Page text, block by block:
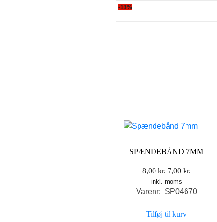
-13%
SPÆNDEBÅND 7MM
8,00kr. Den
oprindelige
pris
8,00 kr..
7,00 kr.
pris
inkl. moms
Varenr: SP04670
Tilføj til kurv